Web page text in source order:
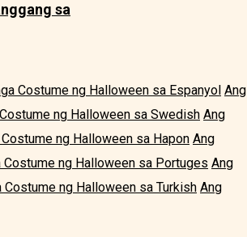
sa
Costume ng Halloween sa Espanyol Ang
ng Halloween sa Swedish Ang
ng Halloween sa Hapon Ang
Costume ng Halloween sa Portuges Ang
Costume ng Halloween sa Turkish Ang